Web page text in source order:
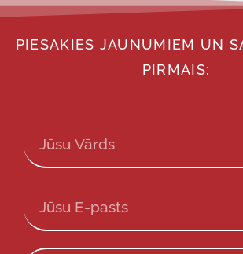
PIESAKIES JAUNUMIEM UN
PIRMAIS: